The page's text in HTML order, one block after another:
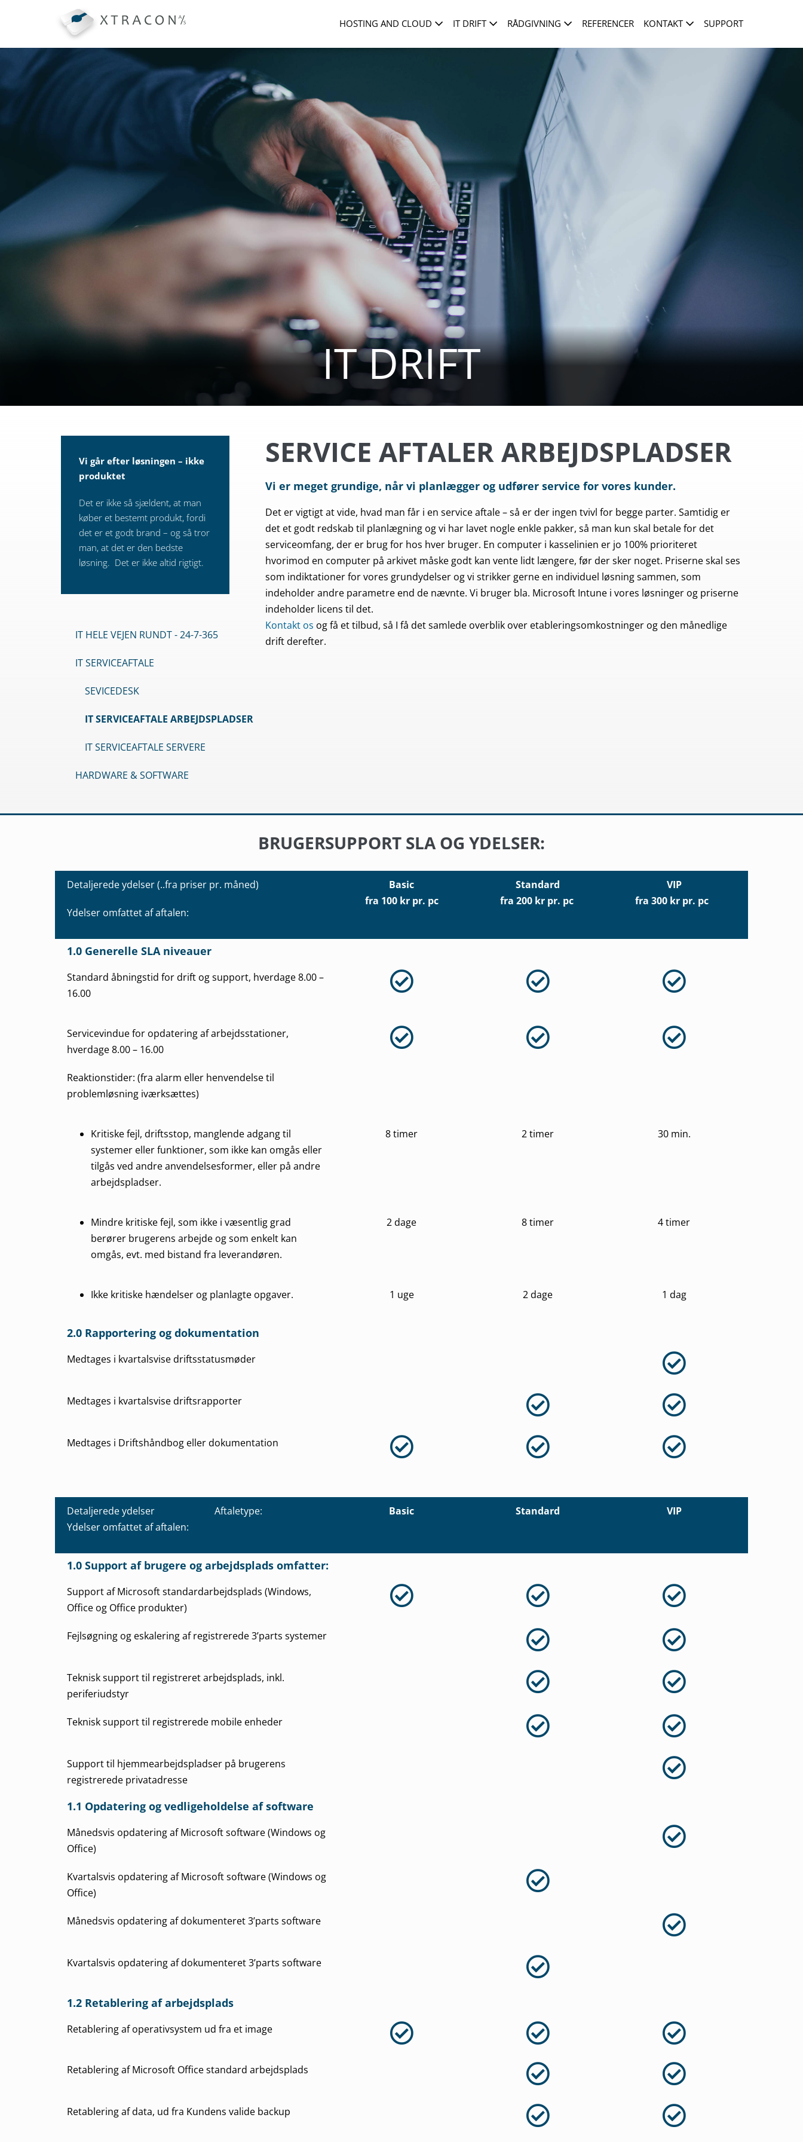
HOSTING AND CLOUD IT DRIFT RÅDGIVNING REFERENCER KONTAKT SUPPORT
IT DRIFT
Vi går efter løsningen – ikke
produktet
Det er ikke så sjældent, at man
køber et bestemt produkt, fordi
det er et godt brand – og så tror
man, at det er den bedste
løsning. Det er ikke altid rigtigt.
IT HELE VEJEN RUNDT - 24-7-365
IT SERVICEAFTALE
SEVICEDESK
IT SERVICEAFTALE ARBEJDSPLADSER
IT SERVICEAFTALE SERVERE
HARDWARE & SOFTWARE
SERVICE AFTALER ARBEJDSPLADSER
Vi er meget grundige, når vi planlægger og udfører service for vores kunder.
Det er vigtigt at vide, hvad man får i en service aftale – så er der ingen tvivl for begge parter. Samtidig er
det et godt redskab til planlægning og vi har lavet nogle enkle pakker, så man kun skal betale for det
serviceomfang, der er brug for hos hver bruger. En computer i kasselinien er jo 100% prioriteret
hvorimod en computer på arkivet måske godt kan vente lidt længere, før der sker noget. Priserne skal ses
som indiktationer for vores grundydelser og vi strikker gerne en individuel løsning sammen, som
indeholder andre parametre end de nævnte. Vi bruger bla. Microsoft Intune i vores løsninger og priserne
indeholder licens til det.
Kontakt os og få et tilbud, så I få det samlede overblik over etableringsomkostninger og den månedlige
drift derefter.
BRUGERSUPPORT SLA OG YDELSER:
Detaljerede ydelser (..fra priser pr. måned)
Ydelser omfattet af aftalen:
Basic
fra 100 kr pr. pc
Standard
fra 200 kr pr. pc
VIP
fra 300 kr pr. pc
1.0 Generelle SLA niveauer
Standard åbningstid for drift og support, hverdage 8.00 –
16.00
Servicevindue for opdatering af arbejdsstationer,
hverdage 8.00 – 16.00
Reaktionstider: (fra alarm eller henvendelse til
problemløsning iværksættes)
Kritiske fejl, driftsstop, manglende adgang til
systemer eller funktioner, som ikke kan omgås eller
tilgås ved andre anvendelsesformer, eller på andre
arbejdspladser.
8 timer 2 timer 30 min.
Mindre kritiske fejl, som ikke i væsentlig grad
berører brugerens arbejde og som enkelt kan
omgås, evt. med bistand fra leverandøren.
2 dage 8 timer 4 timer
Ikke kritiske hændelser og planlagte opgaver. 1 uge 2 dage 1 dag
2.0 Rapportering og dokumentation
Medtages i kvartalsvise driftsstatusmøder
Medtages i kvartalsvise driftsrapporter
Medtages i Driftshåndbog eller dokumentation
Detaljerede ydelser Aftaletype:
Ydelser omfattet af aftalen:
Basic Standard VIP
1.0 Support af brugere og arbejdsplads omfatter:
Support af Microsoft standardarbejdsplads (Windows,
Office og Office produkter)
Fejlsøgning og eskalering af registrerede 3’parts systemer
Teknisk support til registreret arbejdsplads, inkl.
periferiudstyr
Teknisk support til registrerede mobile enheder
Support til hjemmearbejdspladser på brugerens
registrerede privatadresse
1.1 Opdatering og vedligeholdelse af software
Månedsvis opdatering af Microsoft software (Windows og
Office)
Kvartalsvis opdatering af Microsoft software (Windows og
Office)
Månedsvis opdatering af dokumenteret 3’parts software
Kvartalsvis opdatering af dokumenteret 3’parts software
1.2 Retablering af arbejdsplads
Retablering af operativsystem ud fra et image
Retablering af Microsoft Office standard arbejdsplads
Retablering af data, ud fra Kundens valide backup